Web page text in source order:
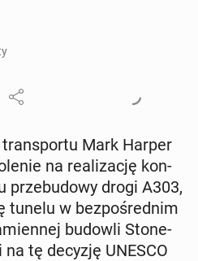
Mark Harper
na re­ali­za­cję kon­
prze­bu­do­wy drogi A303,
tunelu w bez­po­śred­nim
budowli Sto­ne­
tę decyzję UNESCO